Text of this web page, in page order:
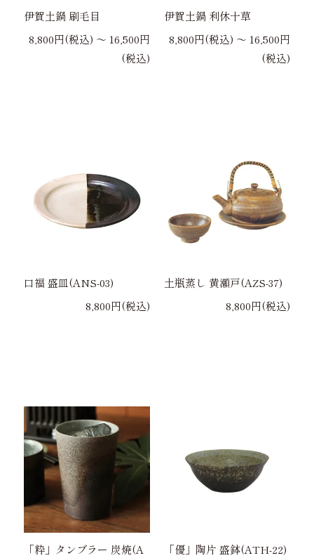
伊賀土鍋 刷毛目
8,800円(税込) 〜 16,500円
(税込)
伊賀土鍋 利休十草
8,800円(税込) 〜 16,500円
(税込)
口福 盛皿(ANS-03)
8,800円(税込)
土瓶蒸し 黄瀬戸(AZS-37)
8,800円(税込)
「粋」タンブラー 炭焼(A
「優」陶片 盛鉢(ATH-22)